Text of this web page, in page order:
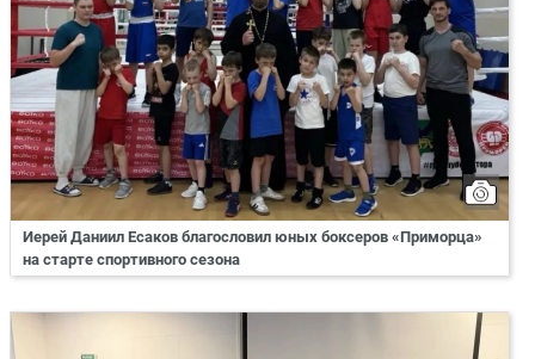
Иерей Даниил Есаков благословил юных боксеров «Приморца»
на старте спортивного сезона